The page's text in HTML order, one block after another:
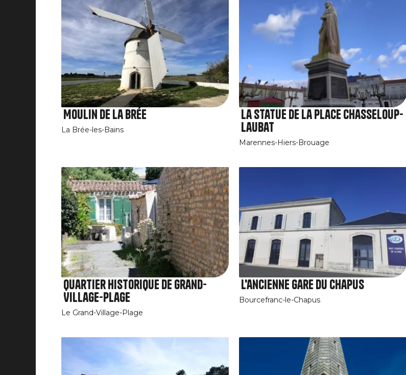
Moulin de La Brée
La Brée-les-Bains
La statue de la place Chasseloup-
Laubat
Marennes-Hiers-Brouage
Quartier historique de Grand-
Village-Plage
Le Grand-Village-Plage
L'ancienne gare du Chapus
Bourcefranc-le-Chapus